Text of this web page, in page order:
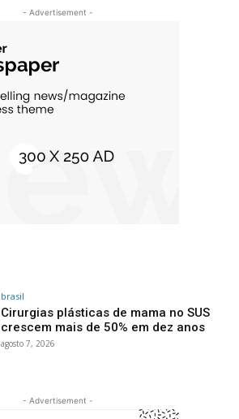
- Advertisement -
brasil
Cirurgias plásticas de mama no SUS
crescem mais de 50% em dez anos
agosto 7, 2026
- Advertisement -